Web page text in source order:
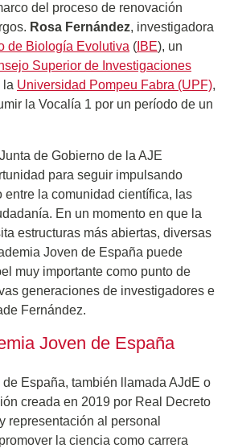
del proceso de renovación
Rosa Fernández, investigadora
de Biología Evolutiva ( IBE), un
Superior de Investigaciones
la Universidad Pompeu Fabra (UPF),
la Vocalía 1 por un período de un
de Gobierno de la AJE
para seguir impulsando
entre la comunidad científica, las
En un momento en que la
estructuras más abiertas, diversas
Joven de España puede
muy importante como punto de
generaciones de investigadores e
Fernández.
Joven de España
de España, también llamada AJdE o
creada en 2019 por Real Decreto
representación al personal
la ciencia como carrera